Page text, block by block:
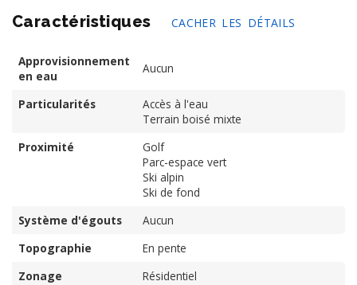
Caractéristiques CACHER LES DÉTAILS
Approvisionnement
en eau
Aucun
Particularités
Accès à l'eau
Terrain boisé mixte
Proximité
Golf
Parc-espace vert
Ski alpin
Ski de fond
Système d'égouts
Aucun
Topographie
En pente
Zonage
Résidentiel